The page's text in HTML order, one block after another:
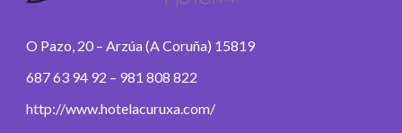
O Pazo, 20 – Arzúa (A Coruña) 15819
687 63 94 92 – 981 808 822
http://www.hotelacuruxa.com/